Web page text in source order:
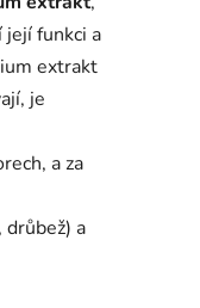
její funkci a
extrakt
je
a za
a